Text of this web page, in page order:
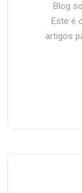
Blog
Este é
artigos